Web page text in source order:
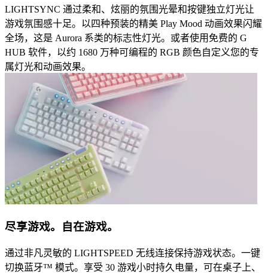
LIGHTSYNC 通过柔和、炫丽的氛围光晕和按键独立灯光让
游戏氛围感十足。以四种预装的精美 Play Mood 动画效果闪耀
全场，这是 Aurora 系类的标志性灯光。或者使用免费的 G
HUB 软件，以约 1680 万种可编程的 RGB 颜色自定义您的专
属灯光和动画效果。
尽享游戏。自在游戏。
通过非凡灵敏的 LIGHTSPEED 无线连接保持游戏状态。一键
切换蓝牙™ 模式。享受 30 游戏小时持久电量，可在桌子上、